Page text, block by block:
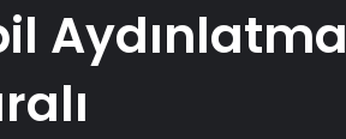
Aydınlatma